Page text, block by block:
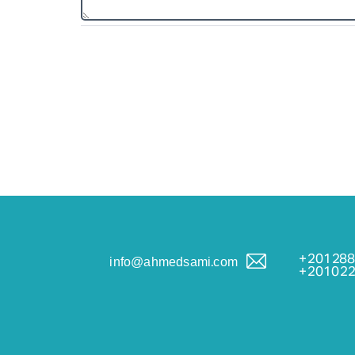
info@ahmedsami.com